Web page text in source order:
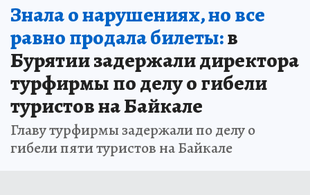
Знала о нарушениях, но все
равно продала билеты:в
Бурятии задержали директора
турфирмы по делу о гибели
туристов на Байкале
Главу турфирмы задержали по делу о
гибели пяти туристов на Байкале